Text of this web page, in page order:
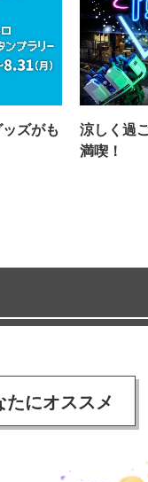
ズがも
涼しく過
満喫！
たにオススメ